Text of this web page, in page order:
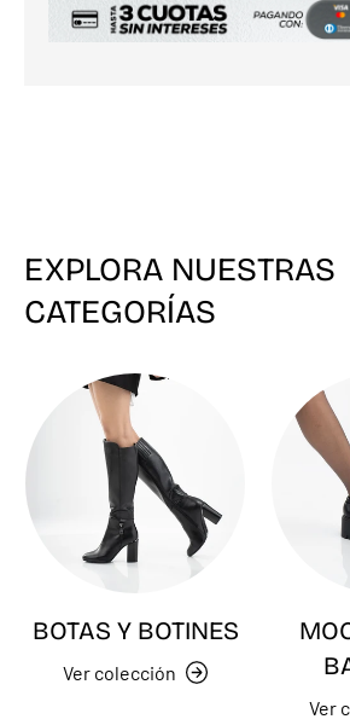
EXPLORA NUESTRAS
CATEGORÍAS
BOTAS Y BOTINES
Ver colección
Ver